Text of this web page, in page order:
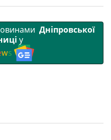
Дніпровської
у
ws